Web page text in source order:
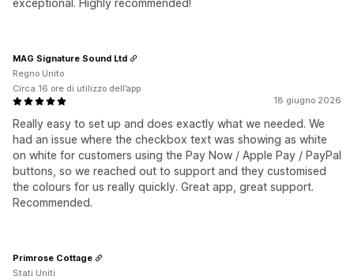
exceptional. Highly recommended!
18 giugno 2026
Really easy to set up and does exactly what we needed. We
had an issue where the checkbox text was showing as white
on white for customers using the Pay Now / Apple Pay / PayPal
buttons, so we reached out to support and they customised
the colours for us really quickly. Great app, great support.
Recommended.
MAG Signature Sound Ltd
Regno Unito
Circa 16 ore di utilizzo dell’app
Primrose Cottage
Stati Uniti